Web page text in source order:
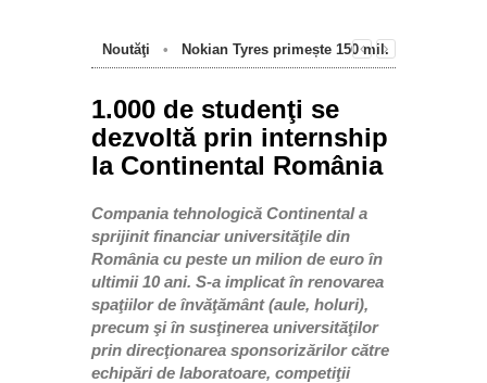
Noutăţi •
Nokian Tyres primește 150 mil.
cu emisii zero de la Oradea
1.000 de studenţi se
dezvoltă prin internship
la Continental România
Compania tehnologică Continental a
sprijinit financiar universităţile din
România cu peste un milion de euro în
ultimii 10 ani. S-a implicat în renovarea
spaţiilor de învăţământ (aule, holuri),
precum şi în susţinerea universităţilor
prin direcţionarea sponsorizărilor către
echipări de laboratoare, competiţii